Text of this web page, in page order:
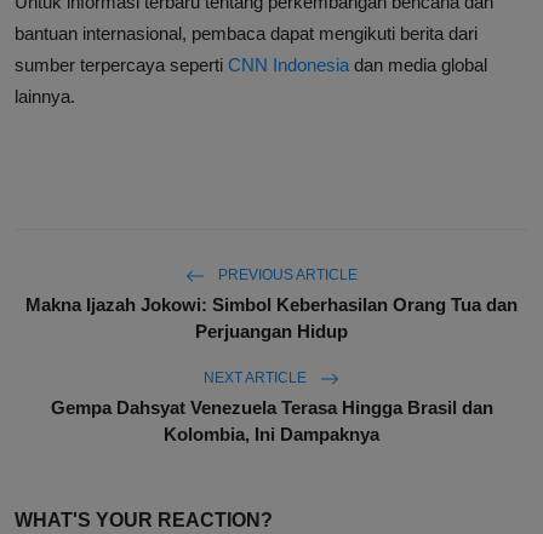
bantuan internasional, pembaca dapat mengikuti berita dari
sumber terpercaya seperti CNN Indonesia dan media global
lainnya.
PREVIOUS ARTICLE
Makna Ijazah Jokowi: Simbol Keberhasilan Orang Tua dan
Perjuangan Hidup
NEXT ARTICLE
Gempa Dahsyat Venezuela Terasa Hingga Brasil dan
Kolombia, Ini Dampaknya
WHAT'S YOUR REACTION?